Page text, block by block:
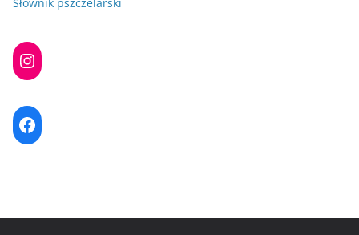
Słownik pszczelarski
Instagram
Facebook